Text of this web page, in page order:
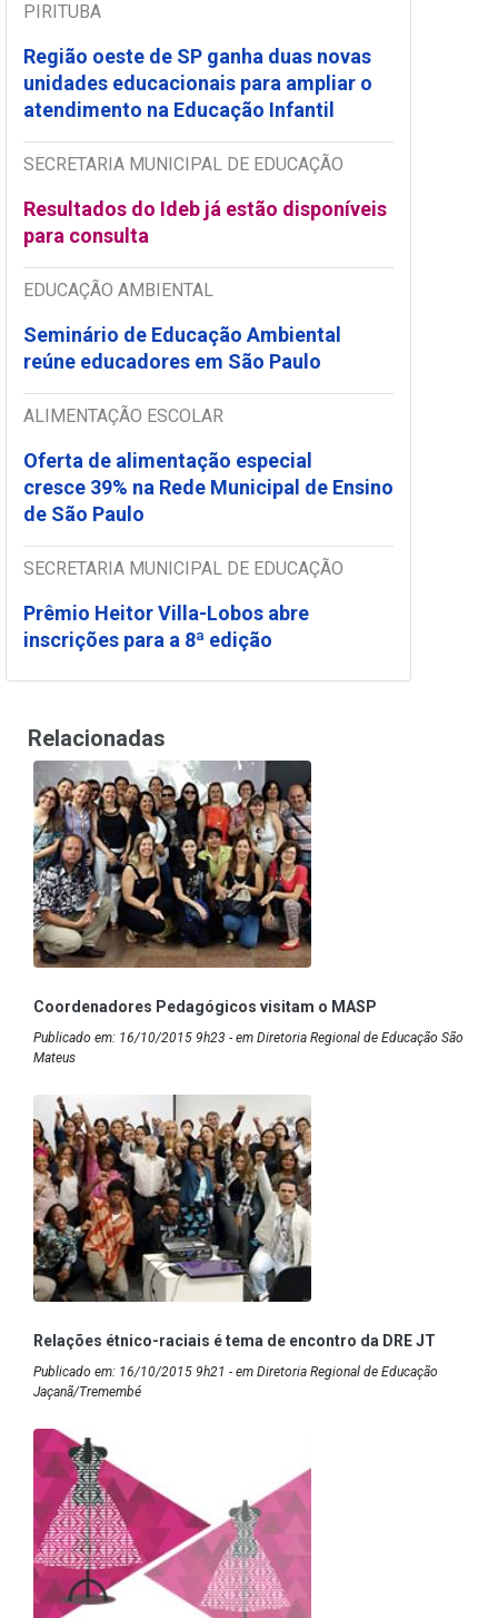
PIRITUBA
Região oeste de SP ganha duas novas
unidades educacionais para ampliar o
atendimento na Educação Infantil
SECRETARIA MUNICIPAL DE EDUCAÇÃO
Resultados do Ideb já estão disponíveis
para consulta
EDUCAÇÃO AMBIENTAL
Seminário de Educação Ambiental
reúne educadores em São Paulo
ALIMENTAÇÃO ESCOLAR
Oferta de alimentação especial
cresce 39% na Rede Municipal de Ensino
de São Paulo
SECRETARIA MUNICIPAL DE EDUCAÇÃO
Prêmio Heitor Villa-Lobos abre
inscrições para a 8ª edição
Relacionadas
Coordenadores Pedagógicos visitam o MASP
Publicado em: 16/10/2015 9h23 - em Diretoria Regional de Educação São
Mateus
Relações étnico-raciais é tema de encontro da DRE JT
Publicado em: 16/10/2015 9h21 - em Diretoria Regional de Educação
Jaçanã/Tremembé